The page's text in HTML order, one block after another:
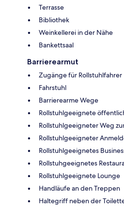
Terrasse
Bibliothek
Weinkellerei in der Nähe
Bankettsaal
Barrierearmut
Zugänge für Rollstuhlfahrer
Fahrstuhl
Barrierearme Wege
Rollstuhlgeeignete
Rollstuhlgeeigneter Weg
Rollstuhlgeeigneter
Rollstuhlgeeignetes
Rollstuhgeeignetes
Rollstuhlgeeignete Lounge
Handläufe an den Treppen
Haltegriff neben der